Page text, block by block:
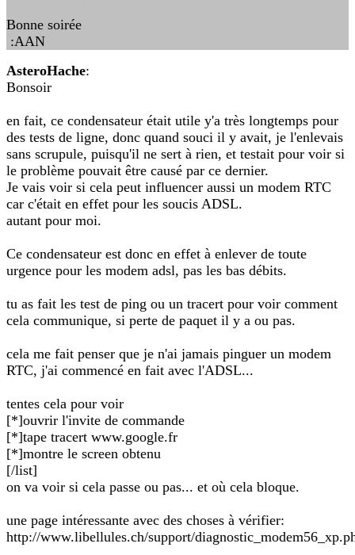
Bonne soirée
:AAN
AsteroHache:
Bonsoir
en fait, ce condensateur était utile y'a très longtemps pour
des tests de ligne, donc quand souci il y avait, je l'enlevais
sans scrupule, puisqu'il ne sert à rien, et testait pour voir si
le problème pouvait être causé par ce dernier.
Je vais voir si cela peut influencer aussi un modem RTC
car c'était en effet pour les soucis ADSL.
autant pour moi.
Ce condensateur est donc en effet à enlever de toute
urgence pour les modem adsl, pas les bas débits.
tu as fait les test de ping ou un tracert pour voir comment
cela communique, si perte de paquet il y a ou pas.
cela me fait penser que je n'ai jamais pinguer un modem
RTC, j'ai commencé en fait avec l'ADSL...
tentes cela pour voir
[*]ouvrir l'invite de commande
[*]tape tracert www.google.fr
[*]montre le screen obtenu
[/list]
on va voir si cela passe ou pas... et où cela bloque.
une page intéressante avec des choses à vérifier:
http://www.libellules.ch/support/